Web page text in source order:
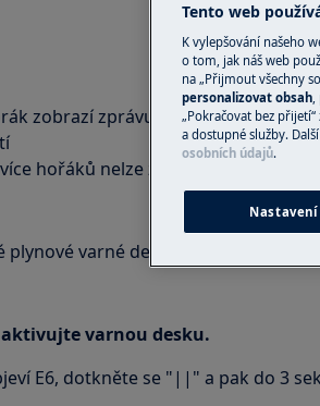
zobrazí zprávu E6
hořáků nelze zapálit
varné desky
varnou desku.
E6, dotkněte se "||" a pak do 3
Tento web
K vylepšování našeho
o tom, jak náš web
na „Přijmout všechny
personalizovat obsah,
„Pokračovat bez
a dostupné služby.
osobních údajů.